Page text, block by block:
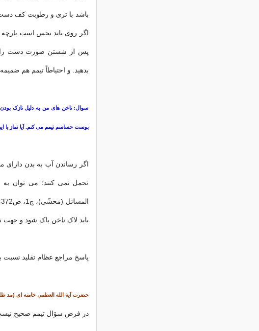
باشد با تری و رطوبت کف
اگر روی باند نجس است پارچه
پس از شستن صورت دست
بدهید. و احتیاطاً تیمم هم ضمیمه
سوال: ناخن های من به دلیل نازک بودن
پوست حساسم تیمم می کنم. آیا نماز
اگر رساندن آب به بدن
تحمل نمی کنند؛ می توان به
باید لاک ناخن پاک شود و جهت
پاسخ مراجع عظام تقلید
حضرت آیة الله العظمی خامنه ای (مد
در فرض سۆال تیمم صحیح نیست